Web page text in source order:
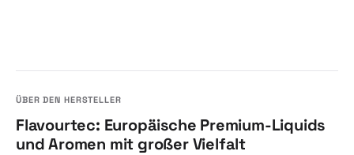
Flavourtec: Europäische Premium-Liquids
und Aromen mit großer Vielfalt